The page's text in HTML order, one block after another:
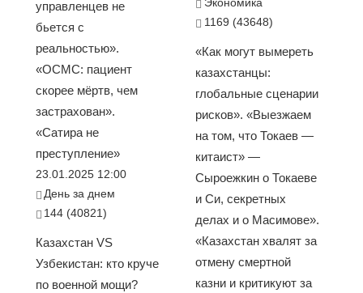
управленцев не
бьется с
реальностью».
«ОСМС: пациент
скорее мёртв, чем
застрахован».
«Сатира не
преступление»
23.01.2025 12:00
День за днем
144 (40821)
Казахстан VS
Узбекистан: кто круче
по военной мощи?
1169 (43648)
«Как могут вымереть
казахстанцы:
глобальные сценарии
рисков». «Выезжаем
на том, что Токаев —
китаист» —
Сыроежкин о Токаеве
и Си, секретных
делах и о Масимове».
«Казахстан хвалят за
отмену смертной
казни и критикуют за